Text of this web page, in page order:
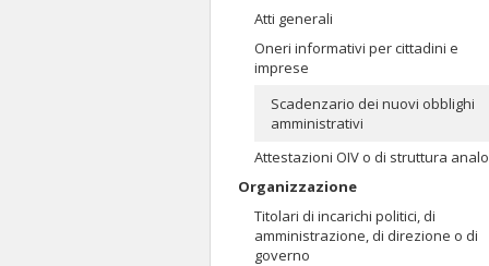
Atti generali
Oneri informativi per cittadini e
imprese
Scadenzario dei nuovi obblighi
amministrativi
Attestazioni OIV o di struttura
Organizzazione
Titolari di incarichi politici, di
amministrazione, di direzione o di
governo